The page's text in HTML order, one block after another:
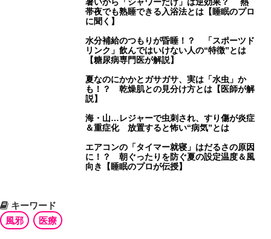
暑いから「シャワーだけ」は逆効果？ 熱
帯夜でも熟睡できる入浴法とは【睡眠のプロ
に聞く】
水分補給のつもりが昏睡！？ 「スポーツド
リンク」飲んではいけない人の“特徴”とは
【糖尿病専門医が解説】
夏なのにかかとガサガサ、実は「水虫」か
も！？ 乾燥肌との見分け方とは【医師が解
説】
海・山…レジャーで虫刺され、すり傷が炎症
＆重症化 放置すると怖い“病気”とは
エアコンの「タイマー就寝」はだるさの原因
に！？ 朝ぐったりを防ぐ夏の設定温度＆風
向き【睡眠のプロが伝授】
キーワード
風邪
医療